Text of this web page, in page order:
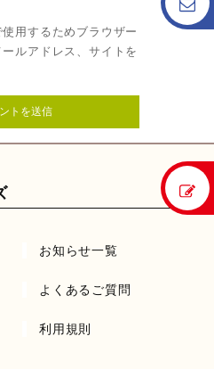
用するためブラウザー
ルアドレス、サイトを
お知らせ一覧
よくあるご質問
利用規則